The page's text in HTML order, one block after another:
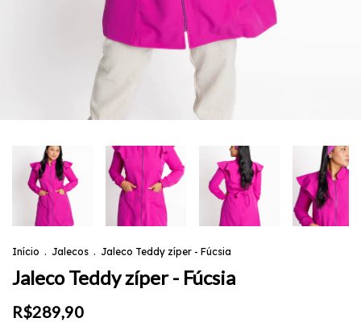
Início . Jalecos . Jaleco Teddy zíper - Fúcsia
Jaleco Teddy zíper - Fúcsia
R$289,90